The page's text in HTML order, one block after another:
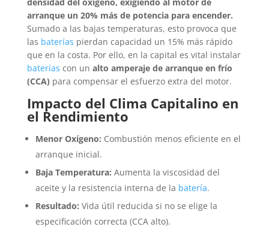
arranque un 20% más de potencia para encender.
Sumado a las bajas temperaturas, esto provoca que
las baterías pierdan capacidad un 15% más rápido
que en la costa. Por ello, en la capital es vital instalar
baterías con un alto amperaje de arranque en frío
(CCA) para compensar el esfuerzo extra del motor.
Impacto del Clima Capitalino en
el Rendimiento
Menor Oxígeno: Combustión menos eficiente en el
arranque inicial.
Baja Temperatura: Aumenta la viscosidad del
aceite y la resistencia interna de la batería.
Resultado: Vida útil reducida si no se elige la
especificación correcta (CCA alto).